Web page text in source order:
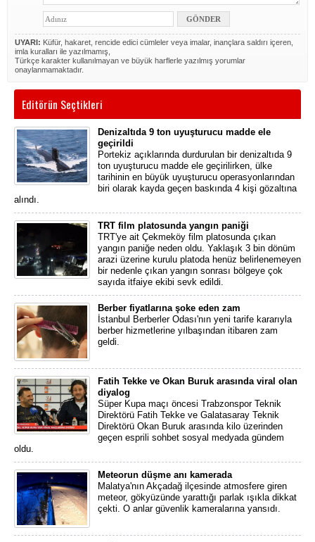
UYARI: Küfür, hakaret, rencide edici cümleler veya imalar, inançlara saldırı içeren,
imla kuralları ile yazılmamış,
Türkçe karakter kullanılmayan ve büyük harflerle yazılmış yorumlar
onaylanmamaktadır.
Editörün Seçtikleri
Denizaltıda 9 ton uyuşturucu madde ele
geçirildi
Portekiz açıklarında durdurulan bir denizaltıda 9
ton uyuşturucu madde ele geçirilirken, ülke
tarihinin en büyük uyuşturucu operasyonlarından
biri olarak kayda geçen baskında 4 kişi gözaltına
alındı.
TRT film platosunda yangın paniği
TRT'ye ait Çekmeköy film platosunda çıkan
yangın paniğe neden oldu. Yaklaşık 3 bin dönüm
arazi üzerine kurulu platoda henüz belirlenemeyen
bir nedenle çıkan yangın sonrası bölgeye çok
sayıda itfaiye ekibi sevk edildi.
Berber fiyatlarına şoke eden zam
İstanbul Berberler Odası'nın yeni tarife kararıyla
berber hizmetlerine yılbaşından itibaren zam
geldi.
Fatih Tekke ve Okan Buruk arasında viral olan
diyalog
Süper Kupa maçı öncesi Trabzonspor Teknik
Direktörü Fatih Tekke ve Galatasaray Teknik
Direktörü Okan Buruk arasında kilo üzerinden
geçen esprili sohbet sosyal medyada gündem
oldu.
Meteorun düşme anı kamerada
Malatya'nın Akçadağ ilçesinde atmosfere giren
meteor, gökyüzünde yarattığı parlak ışıkla dikkat
çekti. O anlar güvenlik kameralarına yansıdı.